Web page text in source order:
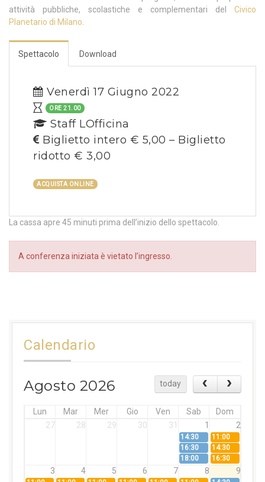
attività pubbliche, scolastiche e complementari del Civico
Planetario di Milano.
Spettacolo Download
Venerdì 17 Giugno 2022
ORE 21.00
Staff LOfficina
Biglietto intero € 5,00 – Biglietto
ridotto € 3,00
ACQUISTA ONLINE
La cassa apre 45 minuti prima dell’inizio dello spettacolo.
A conferenza iniziata è vietato l’ingresso.
Calendario
Agosto 2026 today
Lun Mar Mer Gio Ven Sab
Dom
27
28 29 30 31 1 2
14:30
11:00
16:30
14:30
18:00
16:30
3 4 5 6 7 8 9